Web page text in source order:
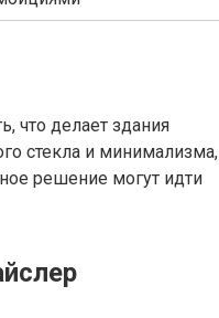
что делает здания
стекла и минимализма,
решение могут идти